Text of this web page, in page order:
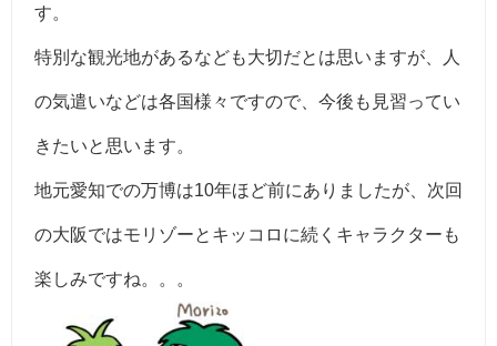
す。
特別な観光地があるなども大切だとは思いますが、人
の気遣いなどは各国様々ですので、今後も見習ってい
きたいと思います。
地元愛知での万博は10年ほど前にありましたが、次回
の大阪ではモリゾーとキッコロに続くキャラクターも
楽しみですね。。。